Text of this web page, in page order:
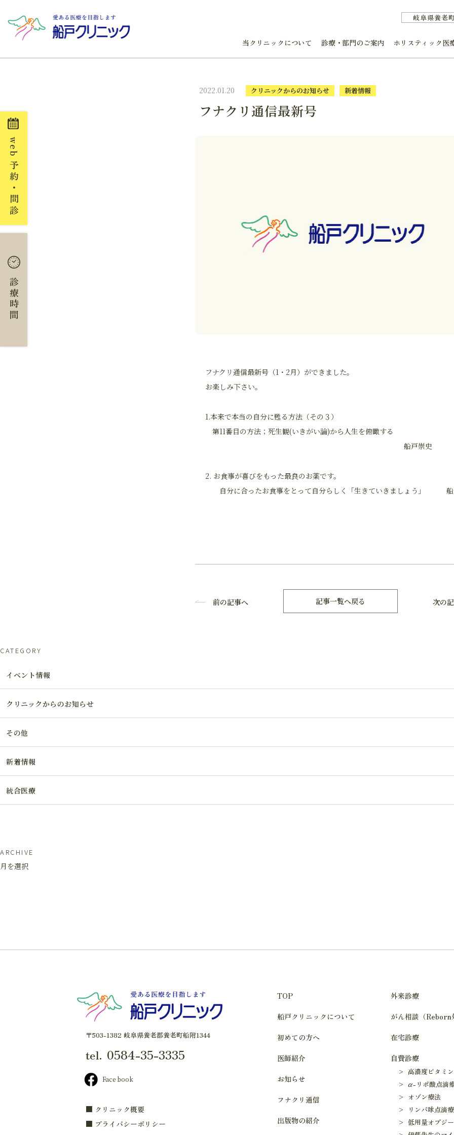
当クリニックについて 診療・部門のご案内 ホリスティック医
岐阜県養老
2022.01.20 クリニックからのお知らせ 新着情報
フナクリ通信最新号
フナクリ通信最新号（1・2月）ができました。
お楽しみ下さい。
1.本来で本当の自分に甦る方法（その３）
第11番目の方法；死生観(いきがい論)から人生を俯瞰する
船戸崇史
2. お食事が喜びをもった最良のお薬です。
自分に合ったお食事をとって自分らしく「生きていきましょう」 船
前の記事へ 次の
記事一覧へ戻る
CATEGORY
イベント情報
クリニックからのお知らせ
その他
新着情報
統合医療
ARCHIVE
月を選択
web
予約・問診
診療時間
〒503-1382 岐阜県養老郡養老町船附1344
tel. 0584-35-3335
Face book
■ クリニック概要
■ プライバシーポリシー
TOP
船戸クリニックについて
初めての方へ
医師紹介
お知らせ
フナクリ通信
出版物の紹介
外来診療
がん相談（Reborn
在宅診療
自費診療
> 高濃度ビタミ
> α-リポ酸点滴
> オゾン療法
> リンパ球点滴
> 低用量オプジ